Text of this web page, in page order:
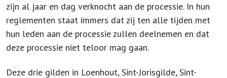
zijn al jaar en dag verknocht aan de processie. In hun
reglementen staat immers dat zij ten alle tijden met
hun leden aan de processie zullen deelnemen en dat
deze processie niet teloor mag gaan.
Deze drie gilden in Loenhout, Sint-Jorisgilde, Sint-